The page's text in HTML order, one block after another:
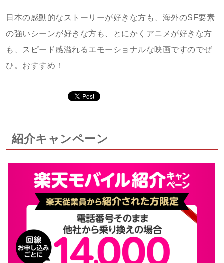
日本の感動的なストーリーが好きな方も、海外のSF要素
の強いシーンが好きな方も、とにかくアニメが好きな方
も、スピード感溢れるエモーショナルな映画ですのでぜ
ひ。おすすめ！
紹介キャンペーン